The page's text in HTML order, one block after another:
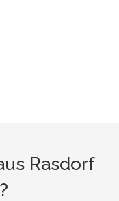
Rasdorf